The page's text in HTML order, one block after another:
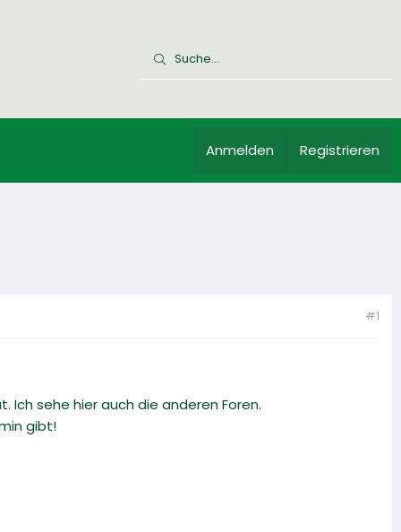
Anmelden Registrieren
#1
Ich sehe hier auch die anderen Foren.
gibt!